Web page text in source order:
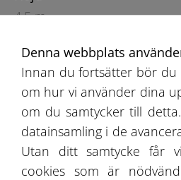
4,5 m
Denna webbplats
Innan du fortsätter bör du
om hur vi använder dina
om du samtycker till
datainsamling i de
Utan ditt samtycke får
cookies som är